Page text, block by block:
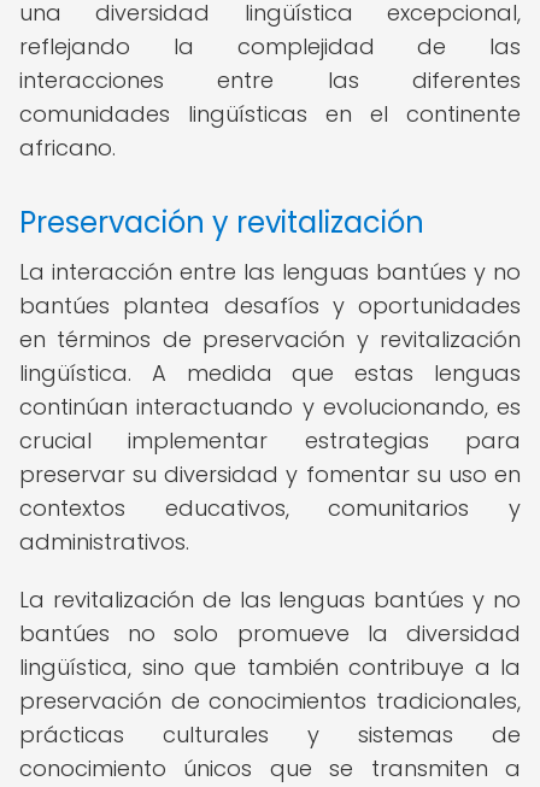
una diversidad lingüística excepcional,
reflejando la complejidad de las
interacciones entre las diferentes
comunidades lingüísticas en el continente
africano.
Preservación y revitalización
La interacción entre las lenguas bantúes y no
bantúes plantea desafíos y oportunidades
en términos de preservación y revitalización
lingüística. A medida que estas lenguas
continúan interactuando y evolucionando, es
crucial implementar estrategias para
preservar su diversidad y fomentar su uso en
contextos educativos, comunitarios y
administrativos.
La revitalización de las lenguas bantúes y no
bantúes no solo promueve la diversidad
lingüística, sino que también contribuye a la
preservación de conocimientos tradicionales,
prácticas culturales y sistemas de
conocimiento únicos que se transmiten a